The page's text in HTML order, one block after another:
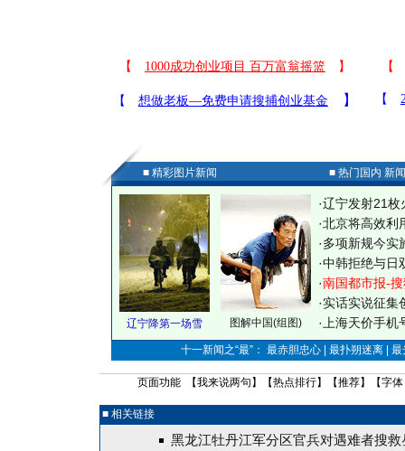
■ 精彩图片新闻 ■ 热门国内 新
辽宁降第一场雪 图解中国(组图)
·辽宁发射21枚
·北京将高效利
·多项新规今实
·中韩拒绝与日
·南国都市报-
·实话实说征集
· 上海天价手
十一新闻之“最”： 最赤胆忠心 | 最扑朔迷离 |
页面功能 【我来说两句 】【热点排行】【推荐】【字体
■ 相关链接
黑龙江牡丹江军分区官兵对遇难者搜救